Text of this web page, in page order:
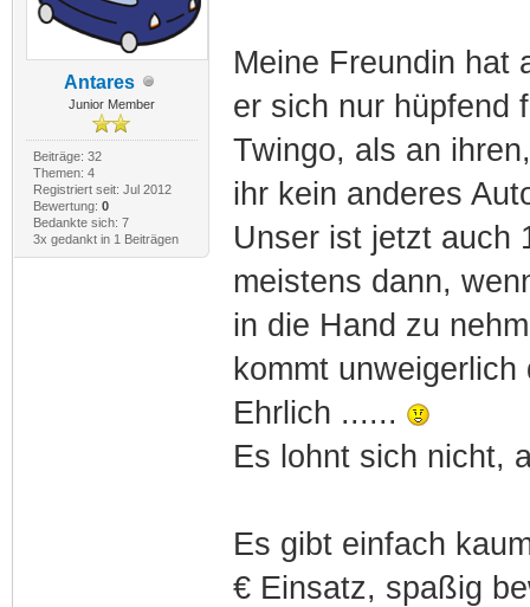
Antares
Junior Member
Beiträge: 32
Themen: 4
Registriert seit: Jul 2012
Bewertung: 0
Bedankte sich: 7
3x gedankt in 1 Beiträgen
Meine Freundin hat
er sich nur hüpfend
Twingo, als an
ihr kein anderes
Unser ist jetzt auch
meistens dann,
in die Hand zu
kommt
Ehrlich ......
Es lohnt sich nicht,
Es gibt einfach
€ Einsatz, spaßig